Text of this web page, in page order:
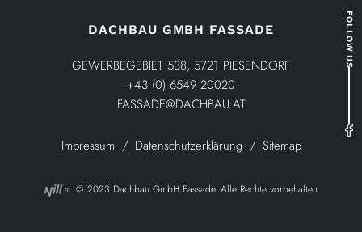
DACHBAU GMBH FASSADE
GEWERBEGEBIET 538, 5721 PIESENDORF
+43 (0) 6549 20020
FASSADE@DACHBAU.AT
Impressum Datenschutzerklärung Sitemap
.at © 2023 Dachbau GmbH Fassade. Alle Rechte vorbehalten
FOLLOW US